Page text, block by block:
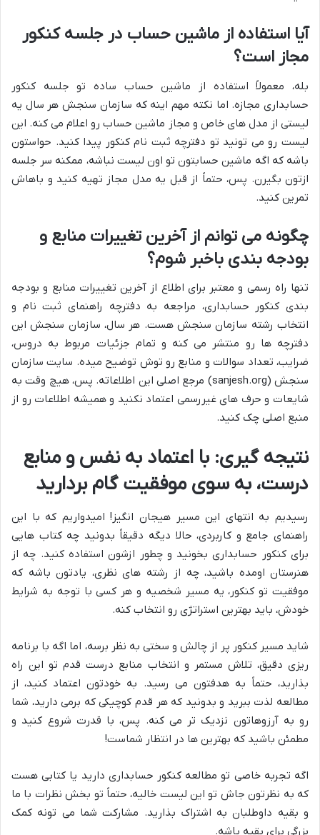
آیا استفاده از ماشین حساب در جلسه کنکور
مجاز است؟
بله، معمولاً استفاده از ماشین حساب ساده تو جلسه کنکور
حسابداری مجازه. اما نکته مهم اینه که سازمان سنجش هر سال یه
لیستی از مدل های خاص و مجاز ماشین حساب رو اعلام می کنه. این
لیست رو می تونید تو دفترچه ثبت نام کنکور پیدا کنید. حواستون
باشه که اگه ماشین حسابتون تو اون لیست نباشه، ممکنه سر جلسه
ازتون بگیرن. پس، حتماً از قبل یه مدل مجاز تهیه کنید و باهاش
تمرین کنید.
چگونه می توانم از آخرین تغییرات منابع و
بودجه بندی باخبر شوم؟
تنها راه رسمی و معتبر برای اطلاع از آخرین تغییرات منابع و بودجه
بندی کنکور حسابداری، مراجعه به دفترچه راهنمای ثبت نام و
انتخاب رشته سازمان سنجش هست. هر سال، سازمان سنجش این
دفترچه ها رو منتشر می کنه و تمام جزئیات مربوط به دروس،
ضرایب، تعداد سوالات و منابع رو توش توضیح میده. سایت سازمان
سنجش (sanjesh.org) مرجع اصلی این اطلاعاته. پس، هیچ وقت به
شایعات و حرف های غیررسمی اعتماد نکنید و همیشه اطلاعات رو از
منبع اصلی چک کنید.
نتیجه گیری: با اعتماد به نفس و منابع
درست، به سوی موفقیت گام بردارید
رسیدیم به انتهای این مسیر هیجان انگیز! امیدواریم که با این
راهنمای جامع و کاربردی، حالا دیگه دقیقاً بدونید چه کتاب هایی
برای کنکور حسابداری بخونید و چطور ازشون استفاده کنید. چه از
هنرستان اومده باشید، چه از رشته های نظری، یادتون باشه که
موفقیت تو کنکور، یه مسیر شخصیه و هر کسی با توجه به شرایط
خودش، باید بهترین استراتژی رو انتخاب کنه.
شاید مسیر کنکور پر از چالش و سختی به نظر برسه، اما اگه با برنامه
ریزی دقیق، تلاش مستمر و انتخاب منابع درستقدم تو این راه
بذارید، حتماً به هدفتون می رسید. به خودتون اعتماد کنید، از
مطالعه لذت ببرید و بدونید که هر قدم کوچیکی که برمی دارید، شما
رو به آرزوهاتون نزدیک تر می کنه. پس، با قدرت شروع کنید و
مطمئن باشید که بهترین ها در انتظار شماست!
اگه تجربه خاصی تو مطالعه کنکور حسابداری دارید یا کتابی هست
که به نظرتون جاش تو این لیست خالیه، حتماً تو بخش نظرات با ما
و بقیه داوطلبان به اشتراک بذارید. مشارکت شما می تونه کمک
بزرگی برای بقیه باشه.